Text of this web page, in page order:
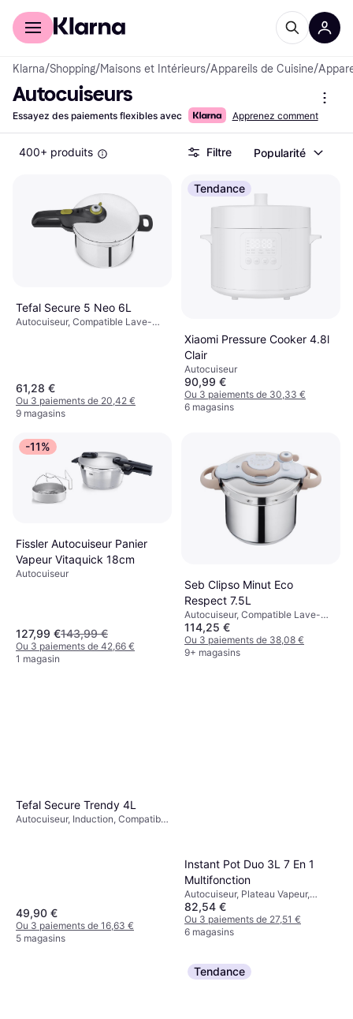
Acheter avec Klarna
Klarna/Shopping/Maisons et Intérieurs/Appareils de Cuisine/
Autocuiseurs
Essayez des paiements flexibles avec Apprenez comment
400+ produits Filtre Popularité
Tefal Secure 5 Neo 6L
Autocuiseur, Compatible Lave-
61,28 €
Ou 3 paiements de 20,42 €
9 magasins
Tendance
Xiaomi Pressure Cooker 4.8l
Clair
Autocuiseur
90,99 €
Ou 3 paiements de 30,33 €
6 magasins
-11%
Fissler Autocuiseur Panier
Vapeur Vitaquick 18cm
Autocuiseur
127,99 €143,99 €
Ou 3 paiements de 42,66 €
1 magasin
Seb Clipso Minut Eco
Respect 7.5L
Autocuiseur, Compatible Lave-
Vaisselle, Induction, Poignée
Isolante de Chaleur, 7.5L
114,25 €
Ou 3 paiements de 38,08 €
9+ magasins
Tefal Secure Trendy 4L
Autocuiseur, Induction, Compatible
49,90 €
Ou 3 paiements de 16,63 €
5 magasins
Instant Pot Duo 3L 7 En 1
Multifonction
Autocuiseur, Plateau Vapeur,
Poignée Isolante de Chaleur,
Écran, Compatible Lave-Vaisselle,
Fonction Maintien au Chaud,
82,54 €
Ou 3 paiements de 27,51 €
6 magasins
Tendance